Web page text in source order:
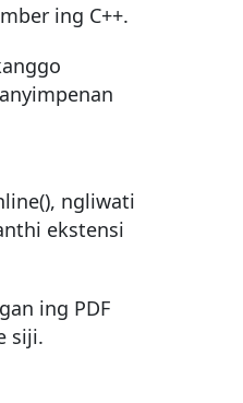
ing C++.
ngliwati
ekstensi
ing PDF
siji.